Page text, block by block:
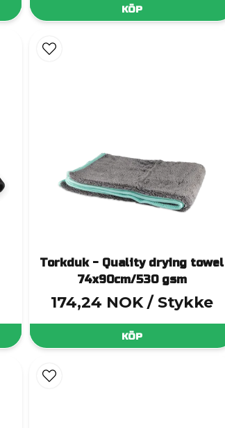
KÖP
Torkduk - Quality drying towel
74x90cm/530 gsm
174,24 NOK / Stykke
KÖP